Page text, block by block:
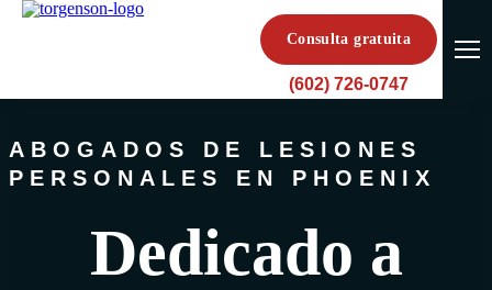
Consulta gratuita
(602) 726-0747
ABOGADOS DE LESIONES
PERSONALES EN PHOENIX
Dedicado a